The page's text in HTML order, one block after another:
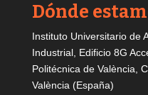
Dónde
Instituto Universitario de
Industrial, Edificio 8G
Politécnica de València,
València (España)